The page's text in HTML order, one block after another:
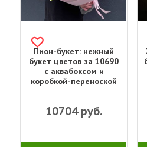
Пион-букет: нежный
букет цветов за 10690
с аквабоксом и
коробкой-переноской
10704руб.